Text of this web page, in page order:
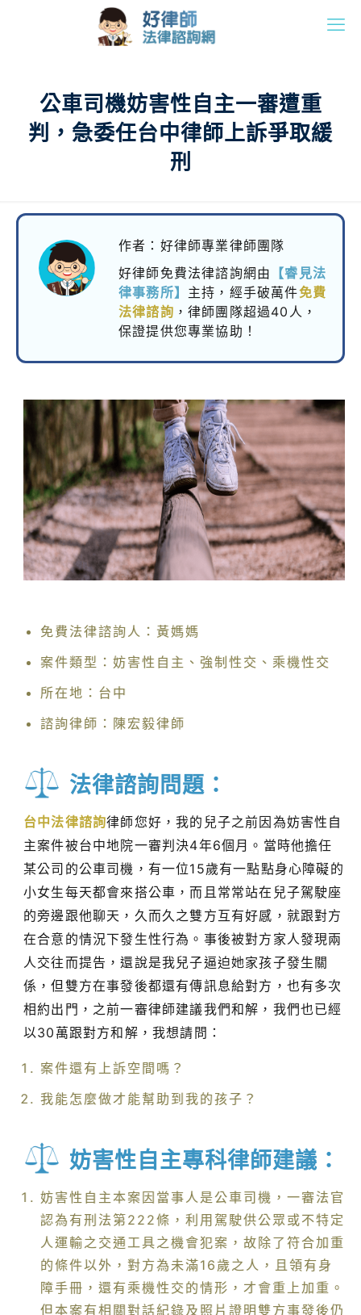
公車司機妨害性自主一審遭重
判，急委任台中律師上訴爭取緩
刑
作者：好律師專業律師團隊
好律師免費法律諮詢網由
【睿見法
律事務所】 主持， 經手破萬件免費
法律諮詢 ，律師團隊超過40人，
保證提供您專業協助！
免費法律諮詢人：黃媽媽
案件類型：妨害性自主、強制性交、乘機性交
所在地：台中
諮詢律師：陳宏毅律師
法律諮詢問題：
台中法律諮詢律師您好，我的兒子之前因為妨害性自
主案件被台中地院一審判決4年6個月。當時他擔任
某公司的公車司機，有一位15歲有一點點身心障礙的
小女生每天都會來搭公車，而且常常站在兒子駕駛座
的旁邊跟他聊天，久而久之雙方互有好感，就跟對方
在合意的情況下發生性行為。事後被對方家人發現兩
人交往而提告，還說是我兒子逼迫她家孩子發生關
係，但雙方在事發後都還有傳訊息給對方，也有多次
相約出門，之前一審律師建議我們和解，我們也已經
以30萬跟對方和解，我想請問：
案件還有上訴空間嗎？
我能怎麼做才能幫助到我的孩子？
妨害性自主專科律師建議：
妨害性自主本案因當事人是公車司機，一審法官
認為有刑法第222條，利用駕駛供公眾或不特定
人運輸之交通工具之機會犯案，故除了符合加重
的條件以外，對方為未滿16歲之人，且領有身
障手冊，還有乘機性交的情形，才會重上加重。
但本案有相關對話紀錄及照片證明雙方事發後仍